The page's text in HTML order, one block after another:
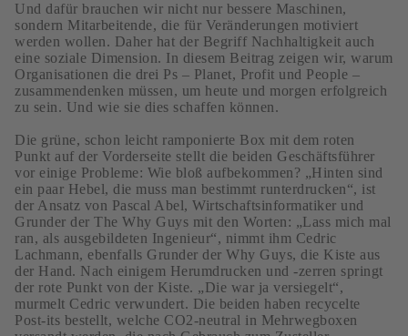
Und dafür brauchen wir nicht nur bessere Maschinen,
sondern Mitarbeitende, die für Veränderungen motiviert
werden wollen. Daher hat der Begriff Nachhaltigkeit auch
eine soziale Dimension. In diesem Beitrag zeigen wir, warum
Organisationen die drei Ps – Planet, Profit und People –
zusammendenken müssen, um heute und morgen erfolgreich
zu sein. Und wie sie dies schaffen können.
Die grüne, schon leicht ramponierte Box mit dem roten
Punkt auf der Vorderseite stellt die beiden Geschäftsführer
vor einige Probleme: Wie bloß aufbekommen? „Hinten sind
ein paar Hebel, die muss man bestimmt runterdrucken“, ist
der Ansatz von Pascal Abel, Wirtschaftsinformatiker und
Grunder der The Why Guys mit den Worten: „Lass mich mal
ran, als ausgebildeten Ingenieur“, nimmt ihm Cedric
Lachmann, ebenfalls Grunder der Why Guys, die Kiste aus
der Hand. Nach einigem Herumdrucken und -zerren springt
der rote Punkt von der Kiste. „Die war ja versiegelt“,
murmelt Cedric verwundert. Die beiden haben recycelte
Post-its bestellt, welche CO2-neutral in Mehrwegboxen